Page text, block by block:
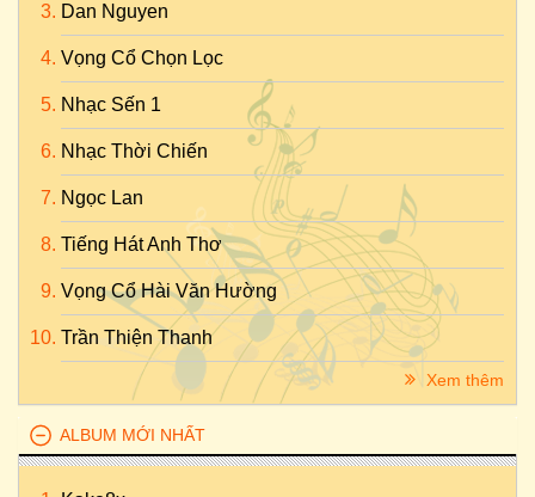
Dan Nguyen
Vọng Cổ Chọn Lọc
Nhạc Sến 1
Nhạc Thời Chiến
Ngọc Lan
Tiếng Hát Anh Thơ
Vọng Cổ Hài Văn Hường
Trần Thiện Thanh
Xem thêm
ALBUM MỚI NHẤT